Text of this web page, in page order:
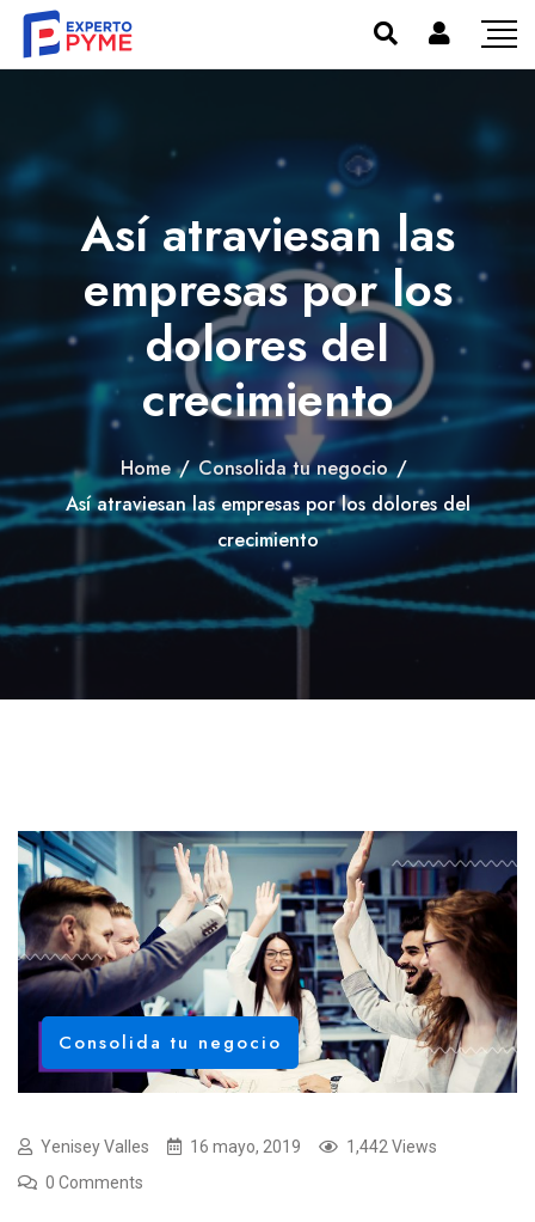
Así atraviesan las
empresas por los
dolores del
crecimiento
Home / Consolida tu negocio /
Así atraviesan las empresas por los dolores del
crecimiento
Consolida tu negocio
Yenisey Valles 16 mayo, 2019
1,442 Views
0 Comments